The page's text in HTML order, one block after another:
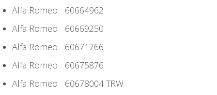
Alfa Romeo 60664962
Alfa Romeo 60669250
Alfa Romeo 60671766
Alfa Romeo 60675876
Alfa Romeo 60678004 TRW